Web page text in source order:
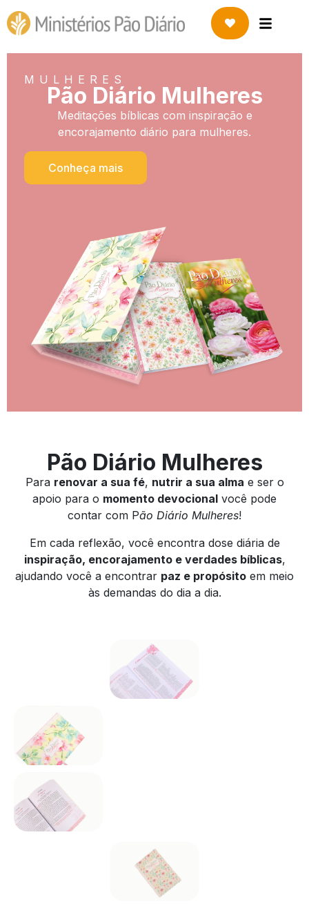
MULHERES
Pão Diário Mulheres
Meditações bíblicas com inspiração e
encorajamento diário para mulheres.
Conheça mais
Pão Diário Mulheres
Para renovar a sua fé, nutrir a sua alma e ser o
apoio para o momento devocional você pode
contar com Pão Diário Mulheres!
Em cada reflexão, você encontra dose diária de
inspiração, encorajamento e verdades bíblicas,
ajudando você a encontrar paz e propósito em meio
às demandas do dia a dia.